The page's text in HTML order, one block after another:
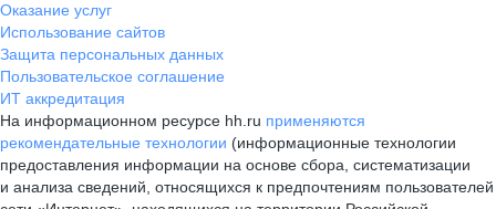
Оказание услуг
Использование сайтов
Защита персональных данных
Пользовательское соглашение
ИТ аккредитация
На информационном ресурсе hh.ru применяются
рекомендательные технологии (информационные технологии
предоставления информации на основе сбора, систематизации
и анализа сведений, относящихся к предпочтениям пользователей